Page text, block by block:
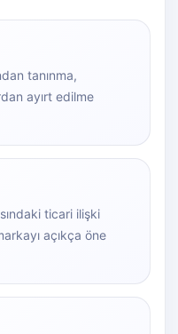
tanınma,
ayırt edilme
ticari ilişki
açıkça öne